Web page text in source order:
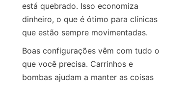
está quebrado. Isso economiza
dinheiro, o que é ótimo para clínicas
que estão sempre movimentadas.
Boas configurações vêm com tudo o
que você precisa. Carrinhos e
bombas ajudam a manter as coisas